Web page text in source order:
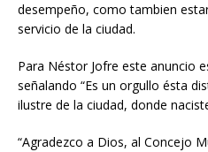
desempeño, como tambien
servicio de la ciudad.
Para Néstor Jofre este anuncio
señalando “Es un orgullo ésta
ilustre de la ciudad, donde
“Agradezco a Dios, al Concejo